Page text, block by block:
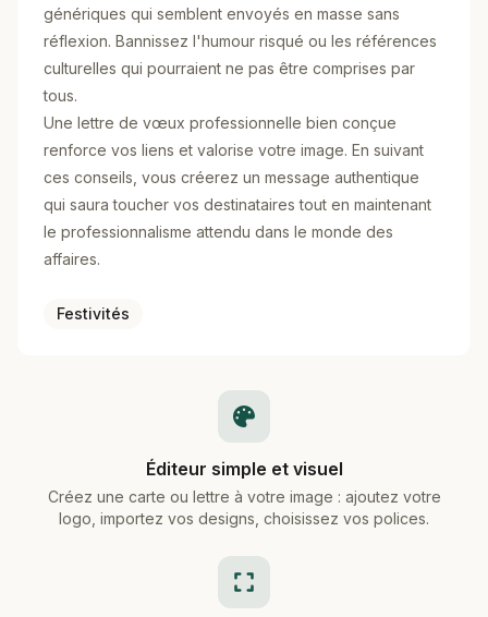
génériques qui semblent envoyés en masse sans
réflexion. Bannissez l'humour risqué ou les références
culturelles qui pourraient ne pas être comprises par
tous.
Une lettre de vœux professionnelle bien conçue
renforce vos liens et valorise votre image. En suivant
ces conseils, vous créerez un message authentique
qui saura toucher vos destinataires tout en maintenant
le professionnalisme attendu dans le monde des
affaires.
Festivités
Éditeur simple et visuel
Créez une carte ou lettre à votre image : ajoutez votre
logo, importez vos designs, choisissez vos polices.